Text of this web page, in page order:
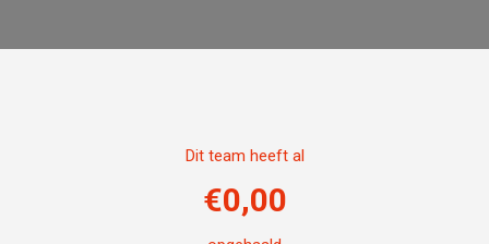
Dit team heeft al
€0,00